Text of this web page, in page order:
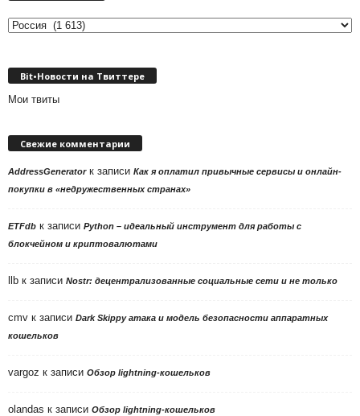
Выбор
Bit•Новости на Твиттере
Мои твиты
Свежие комментарии
AddressGeneratorк записи Как я оплатил привычные сервисы и онлайн-
покупки в «недружественных странах»
ETFdb к записи Python – идеальный инструмент для работы с
блокчейном и криптовалютами
llb к записи Nostr: децентрализованные социальные сети и не только
cmv к записи Dark Skippy атака и модель безопасности аппаратных
кошельков
vargoz к записи Обзор lightning-кошельков
olandas к записи Обзор lightning-кошельков